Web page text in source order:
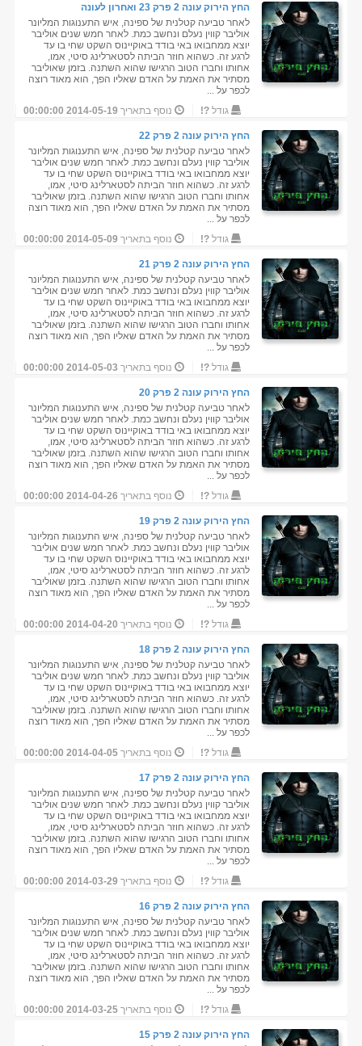
החץ הירוק עונה 2 פרק 23 ואחרון לעונה
לאחר טביעה קטלנית של ספינה, איש התענוגות המליונר
אוליבר קווין נעלם ונחשב כמת. לאחר חמש שנים אוליבר
יוצא ממחבואו באי בודד באוקיינוס השקט שחי בו עד
לרגע זה. כשהוא חוזר הביתה לסטארלינג סיטי, אמו,
אחותו וחברו הטוב הרגישו שהוא השתנה. בזמן שאוליבר
מסתיר את האמת על האדם שאליו הפך, הוא מאוד רוצה
לכפר על ...
גודל?! נוסף בתאריך 2014-05-19 00:00:00
החץ הירוק עונה 2 פרק 22
לאחר טביעה קטלנית של ספינה, איש התענוגות המליונר
אוליבר קווין נעלם ונחשב כמת. לאחר חמש שנים אוליבר
יוצא ממחבואו באי בודד באוקיינוס השקט שחי בו עד
לרגע זה. כשהוא חוזר הביתה לסטארלינג סיטי, אמו,
אחותו וחברו הטוב הרגישו שהוא השתנה. בזמן שאוליבר
מסתיר את האמת על האדם שאליו הפך, הוא מאוד רוצה
לכפר על ...
גודל?! נוסף בתאריך 2014-05-09 00:00:00
החץ הירוק עונה 2 פרק 21
לאחר טביעה קטלנית של ספינה, איש התענוגות המליונר
אוליבר קווין נעלם ונחשב כמת. לאחר חמש שנים אוליבר
יוצא ממחבואו באי בודד באוקיינוס השקט שחי בו עד
לרגע זה. כשהוא חוזר הביתה לסטארלינג סיטי, אמו,
אחותו וחברו הטוב הרגישו שהוא השתנה. בזמן שאוליבר
מסתיר את האמת על האדם שאליו הפך, הוא מאוד רוצה
לכפר על ...
גודל?! נוסף בתאריך 2014-05-03 00:00:00
החץ הירוק עונה 2 פרק 20
לאחר טביעה קטלנית של ספינה, איש התענוגות המליונר
אוליבר קווין נעלם ונחשב כמת. לאחר חמש שנים אוליבר
יוצא ממחבואו באי בודד באוקיינוס השקט שחי בו עד
לרגע זה. כשהוא חוזר הביתה לסטארלינג סיטי, אמו,
אחותו וחברו הטוב הרגישו שהוא השתנה. בזמן שאוליבר
מסתיר את האמת על האדם שאליו הפך, הוא מאוד רוצה
לכפר על ...
גודל?! נוסף בתאריך 2014-04-26 00:00:00
החץ הירוק עונה 2 פרק 19
לאחר טביעה קטלנית של ספינה, איש התענוגות המליונר
אוליבר קווין נעלם ונחשב כמת. לאחר חמש שנים אוליבר
יוצא ממחבואו באי בודד באוקיינוס השקט שחי בו עד
לרגע זה. כשהוא חוזר הביתה לסטארלינג סיטי, אמו,
אחותו וחברו הטוב הרגישו שהוא השתנה. בזמן שאוליבר
מסתיר את האמת על האדם שאליו הפך, הוא מאוד רוצה
לכפר על ...
גודל?! נוסף בתאריך 2014-04-20 00:00:00
החץ הירוק עונה 2 פרק 18
לאחר טביעה קטלנית של ספינה, איש התענוגות המליונר
אוליבר קווין נעלם ונחשב כמת. לאחר חמש שנים אוליבר
יוצא ממחבואו באי בודד באוקיינוס השקט שחי בו עד
לרגע זה. כשהוא חוזר הביתה לסטארלינג סיטי, אמו,
אחותו וחברו הטוב הרגישו שהוא השתנה. בזמן שאוליבר
מסתיר את האמת על האדם שאליו הפך, הוא מאוד רוצה
לכפר על ...
גודל?! נוסף בתאריך2014-04-05 00:00:00
החץ הירוק עונה 2 פרק 17
לאחר טביעה קטלנית של ספינה, איש התענוגות המליונר
אוליבר קווין נעלם ונחשב כמת. לאחר חמש שנים אוליבר
יוצא ממחבואו באי בודד באוקיינוס השקט שחי בו עד
לרגע זה. כשהוא חוזר הביתה לסטארלינג סיטי, אמו,
אחותו וחברו הטוב הרגישו שהוא השתנה. בזמן שאוליבר
מסתיר את האמת על האדם שאליו הפך, הוא מאוד רוצה
לכפר על ...
גודל?! נוסף בתאריך 2014-03-29 00:00:00
החץ הירוק עונה 2 פרק 16
לאחר טביעה קטלנית של ספינה, איש התענוגות המליונר
אוליבר קווין נעלם ונחשב כמת. לאחר חמש שנים אוליבר
יוצא ממחבואו באי בודד באוקיינוס השקט שחי בו עד
לרגע זה. כשהוא חוזר הביתה לסטארלינג סיטי, אמו,
אחותו וחברו הטוב הרגישו שהוא השתנה. בזמן שאוליבר
מסתיר את האמת על האדם שאליו הפך, הוא מאוד רוצה
לכפר על ...
גודל?! נוסף בתאריך2014-03-25 00:00:00
החץ הירוק עונה 2 פרק 15